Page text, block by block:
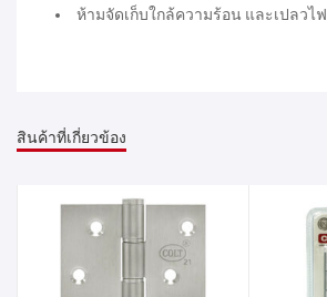
ห้ามจัดเก็บใกล้ความร้อน และเปลวไฟ
สินค้าที่เกี่ยวข้อง